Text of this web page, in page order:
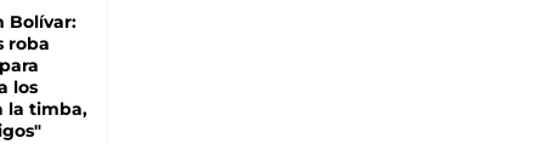
Bolívar:
roba
los
la timba,